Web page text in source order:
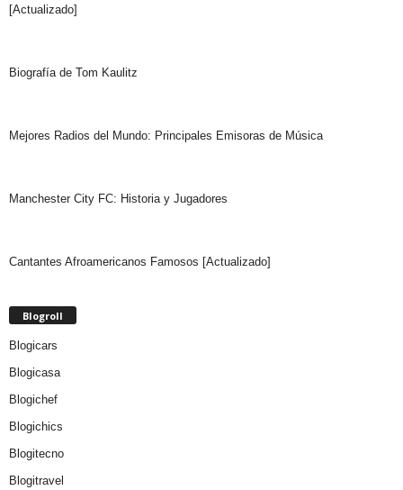
[Actualizado]
Biografía de Tom Kaulitz
Mejores Radios del Mundo: Principales Emisoras de Música
Manchester City FC: Historia y Jugadores
Cantantes Afroamericanos Famosos [Actualizado]
Blogroll
Blogicars
Blogicasa
Blogichef
Blogichics
Blogitecno
Blogitravel